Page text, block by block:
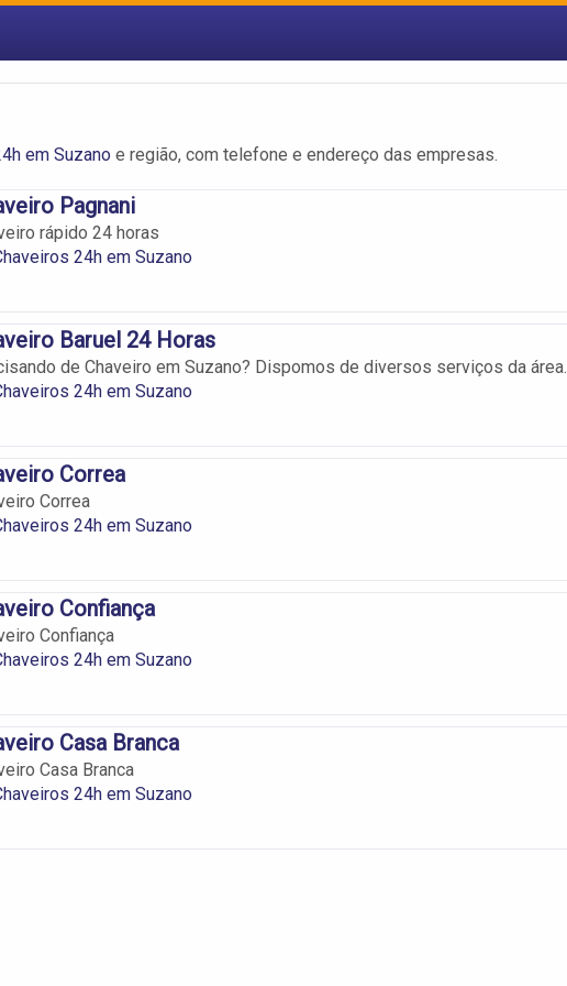
em Suzano e região, com telefone e endereço das empresas.
Pagnani
rápido 24 horas
24h em Suzano
Baruel 24 Horas
de Chaveiro em Suzano? Dispomos de diversos serviços da área.
24h em Suzano
Correa
Correa
24h em Suzano
Confiança
Confiança
24h em Suzano
Casa Branca
Casa Branca
24h em Suzano